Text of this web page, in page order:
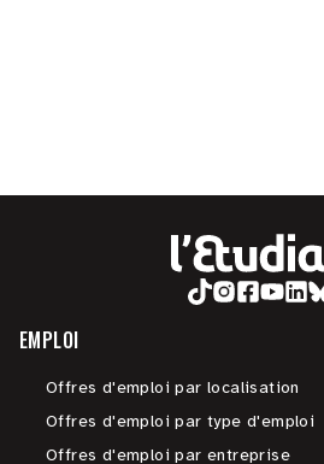
EMPLOI
Offres d'emploi par localisation
Offres d'emploi par type d'emploi
Offres d'emploi par entreprise